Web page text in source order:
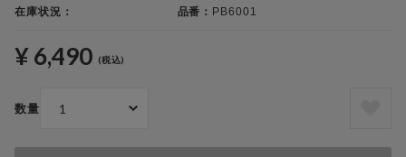
在庫状況：
品番： PB6001
¥ 6,490 (税込)
数量